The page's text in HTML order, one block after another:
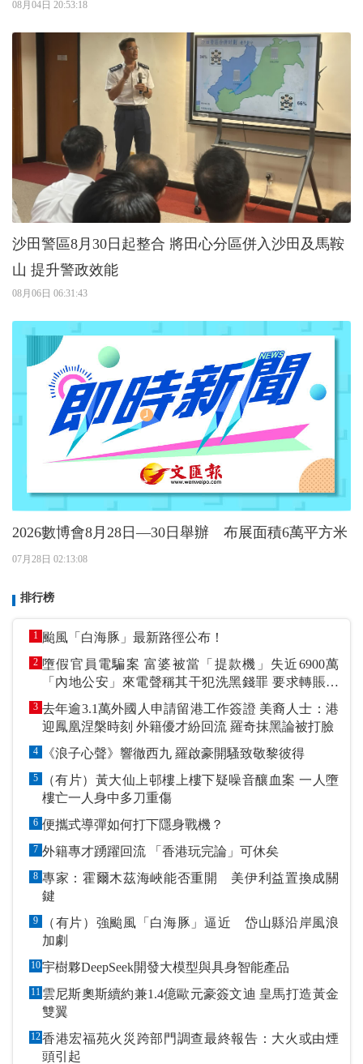
08月04日 20:53:18
沙田警區8月30日起整合 將田心分區併入沙田及馬鞍
山 提升警政效能
08月06日 06:31:43
2026數博會8月28日—30日舉辦 布展面積6萬平方米
07月28日 02:13:08
排行榜
1 颱風「白海豚」最新路徑公布！
2 墮假官員電騙案 富婆被當「提款機」失近6900萬
「內地公安」來電聲稱其干犯洗黑錢罪 要求轉賬到
指定戶口作「保證金」
3 去年逾3.1萬外國人申請留港工作簽證 美裔人士：港
迎鳳凰涅槃時刻 外籍優才紛回流 羅奇抹黑論被打臉
4 《浪子心聲》響徹西九 羅啟豪開騷致敬黎彼得
5
（有片）黃大仙上邨樓上樓下疑噪音釀血案 一人墮
樓亡一人身中多刀重傷
6 便攜式導彈如何打下隱身戰機？
7 外籍專才踴躍回流 「香港玩完論」可休矣
8 專家：霍爾木茲海峽能否重開 美伊利益置換成關
鍵
9
（有片）強颱風「白海豚」逼近 岱山縣沿岸風浪
加劇
10宇樹夥DeepSeek開發大模型與具身智能產品
11 雲尼斯奧斯續約兼1.4億歐元豪簽文迪 皇馬打造黃金
雙翼
12香港宏福苑火災跨部門調查最終報告：大火或由煙
頭引起